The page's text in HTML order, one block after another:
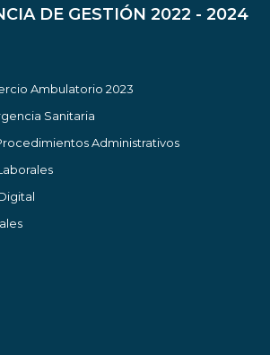
DE GESTIÓN 2022 - 2024
Ambulatorio 2023
Sanitaria
Administrativos